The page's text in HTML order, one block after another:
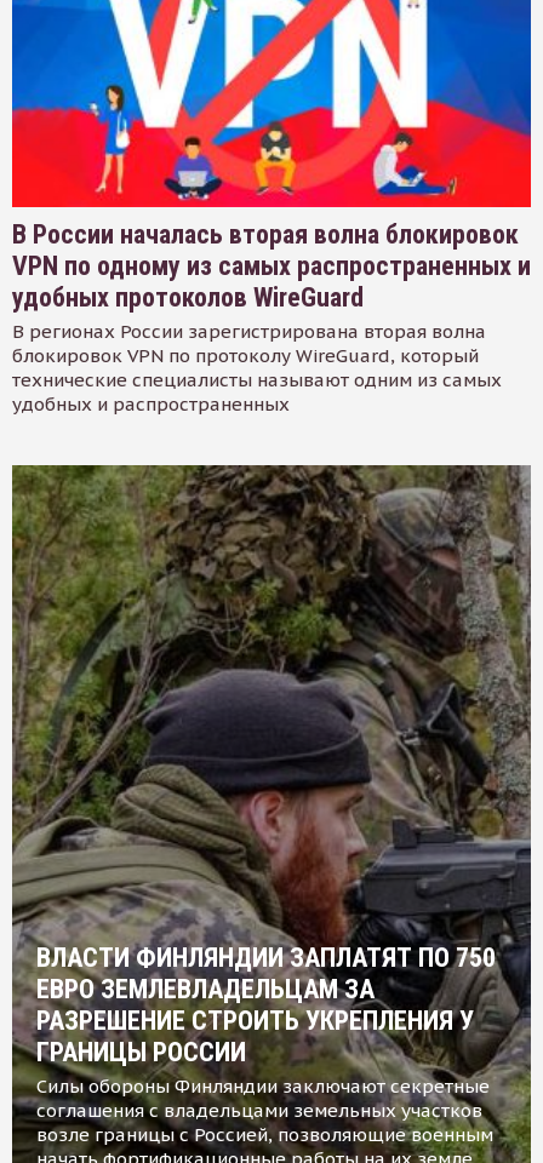
В России началась вторая волна блокировок
VPN по одному из самых распространенных и
удобных протоколов WireGuard
В регионах России зарегистрирована вторая волна
блокировок VPN по протоколу WireGuard, который
технические специалисты называют одним из самых
удобных и распространенных
ВЛАСТИ ФИНЛЯНДИИ ЗАПЛАТЯТ ПО 750
ЕВРО ЗЕМЛЕВЛАДЕЛЬЦАМ ЗА
РАЗРЕШЕНИЕ СТРОИТЬ УКРЕПЛЕНИЯ У
ГРАНИЦЫ РОССИИ
Силы обороны Финляндии заключают секретные
соглашения с владельцами земельных участков
возле границы с Россией, позволяющие военным